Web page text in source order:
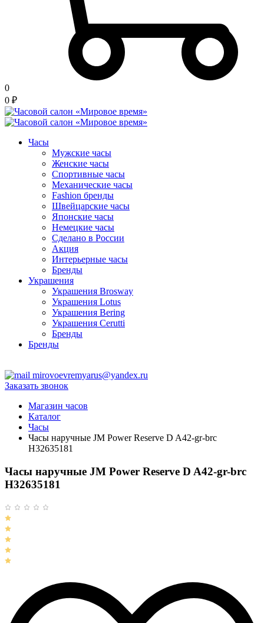
0
0 ₽
Часы
Мужские часы
Женские часы
Спортивные часы
Механические часы
Fashion бренды
Швейцарские часы
Японские часы
Немецкие часы
Сделано в России
Акция
Интерьерные часы
Бренды
Украшения
Украшения Brosway
Украшения Lotus
Украшения Bering
Украшения Cerutti
Бренды
Бренды
mirovoevremyarus@yandex.ru
Заказать звонок
Магазин часов
Каталог
Часы
Часы наручные JM Power Reserve D A42-gr-brc
H32635181
Часы наручные JM Power Reserve D A42-gr-brc
H32635181